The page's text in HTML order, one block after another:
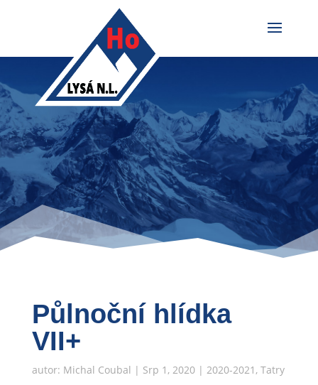
Půlnoční hlídka
VII+
autor: Michal Coubal | Srp 1, 2020| 2020-2021 , Tatry